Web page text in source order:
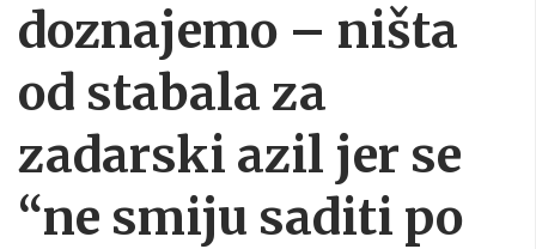
doznajemo – ništa
od stabala za
zadarski azil jer se
“ne smiju saditi po